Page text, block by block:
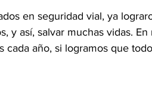
en seguridad vial, ya
y así, salvar muchas vidas. En
cada año, si logramos que